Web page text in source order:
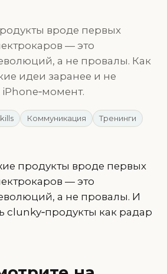
вроде первых
— это
а не провалы. Как
идеи заранее и не
iPhone‑момент.
Коммуникация Тренинги
продукты вроде первых
— это
а не провалы. И
clunky‑продукты как радар